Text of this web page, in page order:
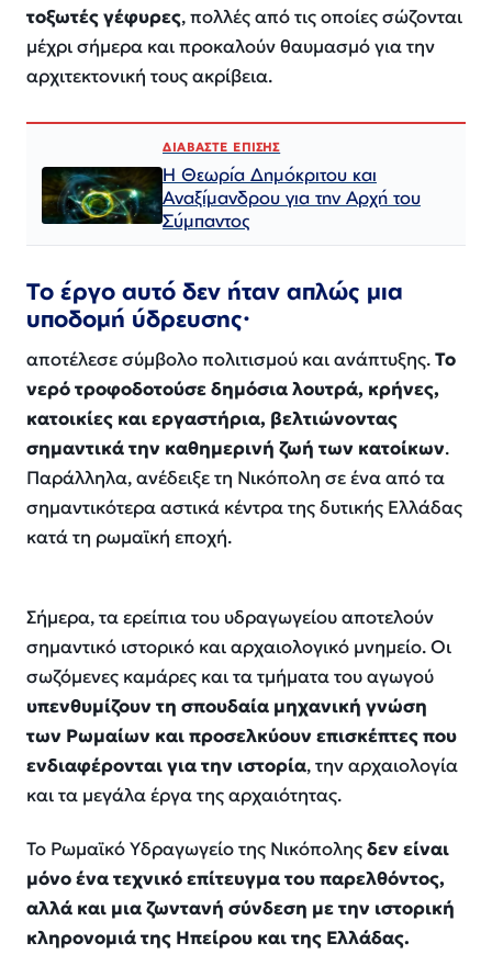
τοξωτές γέφυρες, πολλές από τις οποίες σώζονται
μέχρι σήμερα και προκαλούν θαυμασμό για την
αρχιτεκτονική τους ακρίβεια.
ΔΙΑΒΑΣΤΕ ΕΠΙΣΗΣ
Η Θεωρία Δημόκριτου και
Αναξίμανδρου για την Αρχή του
Σύμπαντος
Το έργο αυτό δεν ήταν απλώς μια
υποδομή ύδρευσης·
αποτέλεσε σύμβολο πολιτισμού και ανάπτυξης.Το
νερό τροφοδοτούσε δημόσια λουτρά, κρήνες,
κατοικίες και εργαστήρια, βελτιώνοντας
σημαντικά την καθημερινή ζωή των κατοίκων.
Παράλληλα, ανέδειξε τη Νικόπολη σε ένα από τα
σημαντικότερα αστικά κέντρα της δυτικής Ελλάδας
κατά τη ρωμαϊκή εποχή.
Σήμερα, τα ερείπια του υδραγωγείου αποτελούν
σημαντικό ιστορικό και αρχαιολογικό μνημείο. Οι
σωζόμενες καμάρες και τα τμήματα του αγωγού
υπενθυμίζουν τη σπουδαία μηχανική γνώση
των Ρωμαίων και προσελκύουν επισκέπτες που
ενδιαφέρονται για την ιστορία, την αρχαιολογία
και τα μεγάλα έργα της αρχαιότητας.
Το Ρωμαϊκό Υδραγωγείο της Νικόποληςδεν είναι
μόνο ένα τεχνικό επίτευγμα του παρελθόντος,
αλλά και μια ζωντανή σύνδεση με την ιστορική
κληρονομιά της Ηπείρου και της Ελλάδας.